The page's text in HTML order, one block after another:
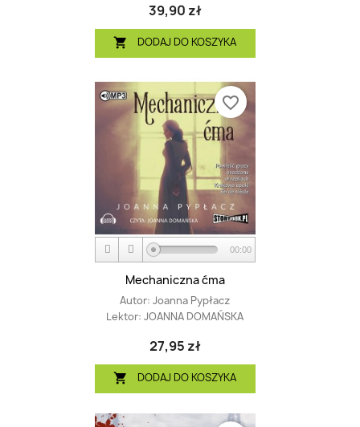
39,90 zł
 DODAJ DO KOSZYKA
00:00
Mechaniczna ćma
Autor: Joanna Pypłacz
Lektor: JOANNA DOMAŃSKA
27,95 zł
 DODAJ DO KOSZYKA
favorite_border